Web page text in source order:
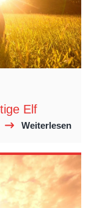
Elf
Weiterlesen